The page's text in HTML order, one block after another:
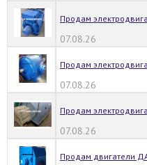
Продам
07.08.26
Продам
07.08.26
Продам
07.08.26
Продам двигатели